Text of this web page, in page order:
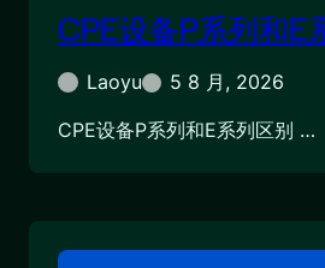
CPE设备P系列和E
Laoyu
5 8 月, 2026
CPE设备P系列和E系列区别 …